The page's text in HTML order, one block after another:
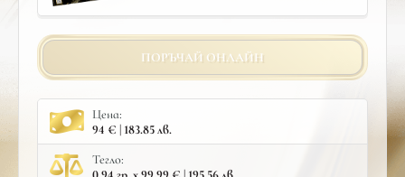
ПОРЪЧАЙ ОНЛАЙН
Цена:
94 € | 183.85 лв.
Тегло: